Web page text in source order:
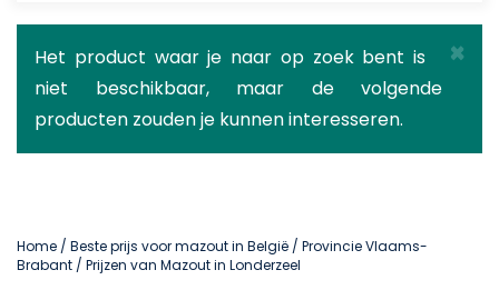
×
Statusbericht
Het product waar je naar op zoek bent is
niet beschikbaar, maar de volgende
producten zouden je kunnen interesseren.
Home / Beste prijs voor mazout in België / Provincie Vlaams-
Brabant / Prijzen van Mazout in Londerzeel